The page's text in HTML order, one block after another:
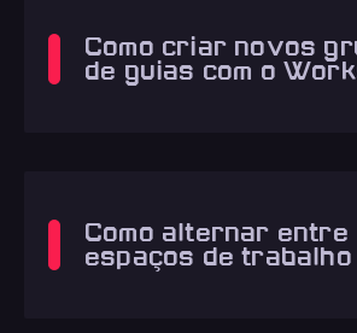
Como criar novos
de guias com o
Como alternar entre
espaços de trabalho